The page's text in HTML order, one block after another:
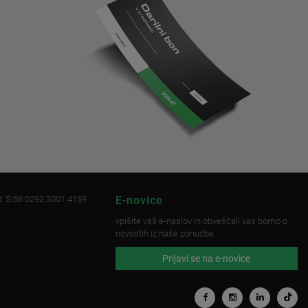
SI56 0292 3001 4159 E-novice
vpišite vaš e-naslov in obveščali vas bomo o
novostih iz naše ponudbe
Prijavi se na e-novice